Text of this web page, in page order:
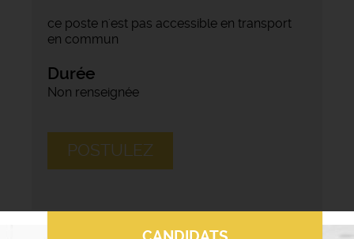
ce poste n'est pas accessible en transport
en commun
Durée
Non renseignée
POSTULEZ